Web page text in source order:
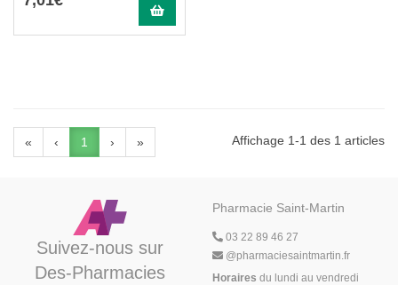
« ‹ 1 › » Affichage 1-1 des 1 articles
Suivez-nous sur
Des-Pharmacies
Pharmacie Saint-Martin
03 22 89 46 27
@pharmaciesaintmartin.fr
Horaires du lundi au vendredi